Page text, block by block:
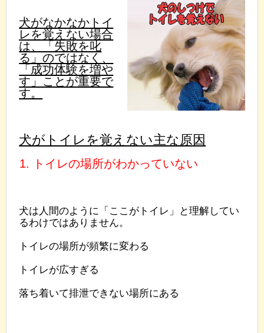
犬がなかなかトイ
レを覚えない場合
は、「失敗を叱
る」のではなく、
「成功体験を増や
す」ことが重要で
す。
犬がトイレを覚えない主な原因
1. トイレの場所がわかっていない
犬は人間のように「ここがトイレ」と理解してい
るわけではありません。
トイレの場所が頻繁に変わる
トイレが広すぎる
落ち着いて排泄できない場所にある